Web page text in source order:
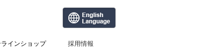
ラインショップ 採用情報